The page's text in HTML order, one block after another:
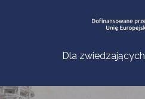
Dla zwiedzających